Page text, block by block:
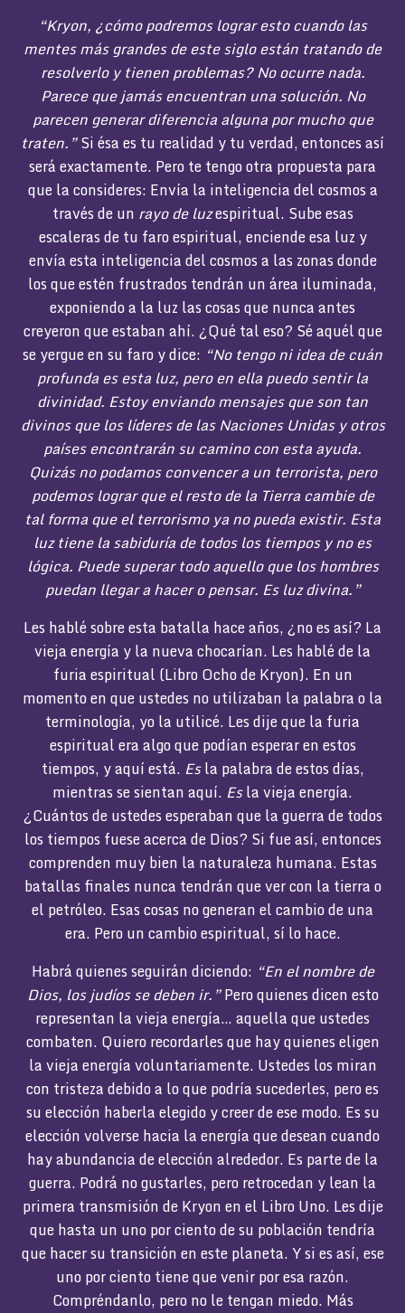
“Kryon, ¿cómo podremos lograr esto cuando las
mentes más grandes de este siglo están tratando de
resolverlo y tienen problemas? No ocurre nada.
Parece que jamás encuentran una solución. No
parecen generar diferencia alguna por mucho que
traten.”Si ésa es tu realidad y tu verdad, entonces así
será exactamente. Pero te tengo otra propuesta para
que la consideres: Envía la inteligencia del cosmos a
través de un rayo de luzespiritual. Sube esas
escaleras de tu faro espiritual, enciende esa luz y
envía esta inteligencia del cosmos a las zonas donde
los que estén frustrados tendrán un área iluminada,
exponiendo a la luz las cosas que nunca antes
creyeron que estaban ahí. ¿Qué tal eso? Sé aquél que
se yergue en su faro y dice: “No tengo ni idea de cuán
profunda es esta luz, pero en ella puedo sentir la
divinidad. Estoy enviando mensajes que son tan
divinos que los líderes de las Naciones Unidas y otros
países encontrarán su camino con esta ayuda.
Quizás no podamos convencer a un terrorista, pero
podemos lograr que el resto dela Tierracambie de
tal forma que el terrorismo ya no pueda existir. Esta
luz tiene la sabiduría de todos los tiempos y no es
lógica. Puede superar todo aquello que los hombres
puedan llegar a hacer o pensar. Es luz divina.”
Les hablé sobre esta batalla hace años, ¿no es así? La
vieja energía y la nueva chocarían. Les hablé de la
furia espiritual (Libro Ocho de Kryon). En un
momento en que ustedes no utilizaban la palabra o la
terminología, yo la utilicé. Les dije que la furia
espiritual era algo que podían esperar en estos
tiempos, y aquí está. Esla palabra de estos días,
mientras se sientan aquí. Esla vieja energía.
¿Cuántos de ustedes esperaban que la guerra de todos
los tiempos fuese acerca de Dios? Si fue así, entonces
comprenden muy bien la naturaleza humana. Estas
batallas finales nunca tendrán que ver con la tierra o
el petróleo. Esas cosas no generan el cambio de una
era. Pero un cambio espiritual, sí lo hace.
Habrá quienes seguirán diciendo: “En el nombre de
Dios, los judíos se deben ir.”Pero quienes dicen esto
representan la vieja energía… aquella que ustedes
combaten. Quiero recordarles que hay quienes eligen
la vieja energía voluntariamente. Ustedes los miran
con tristeza debido a lo que podría sucederles, pero es
su elección haberla elegido y creer de ese modo. Es su
elección volverse hacia la energía que desean cuando
hay abundancia de elección alrededor. Es parte de la
guerra. Podrá no gustarles, pero retrocedan y lean la
primera transmisión de Kryon en el Libro Uno. Les dije
que hasta un uno por ciento de su población tendría
que hacer su transición en este planeta. Y si es así, ese
uno por ciento tiene que venir por esa razón.
Compréndanlo, pero no le tengan miedo. Más